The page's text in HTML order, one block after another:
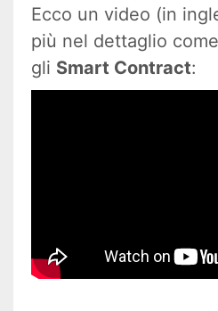
Ecco un video (in
più nel dettaglio
gli Smart Contract: